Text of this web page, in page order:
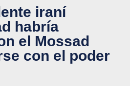
iraní
habría
el Mossad
con el poder